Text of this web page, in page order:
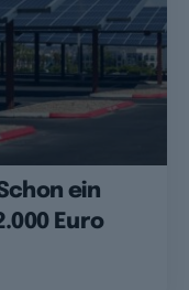
ein
Euro